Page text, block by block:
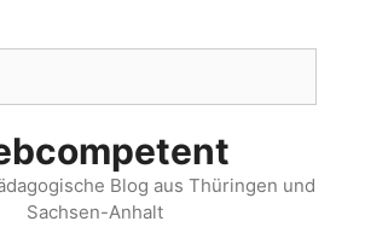
Blog aus Thüringen und
Sachsen-Anhalt